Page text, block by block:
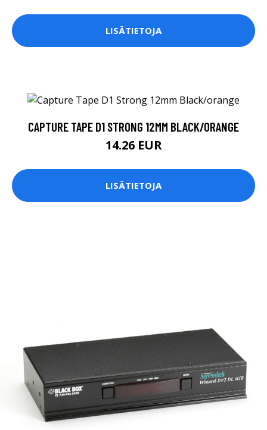
LISÄTIETOJA
CAPTURE TAPE D1 STRONG 12MM BLACK/ORANGE
14.26 EUR
LISÄTIETOJA